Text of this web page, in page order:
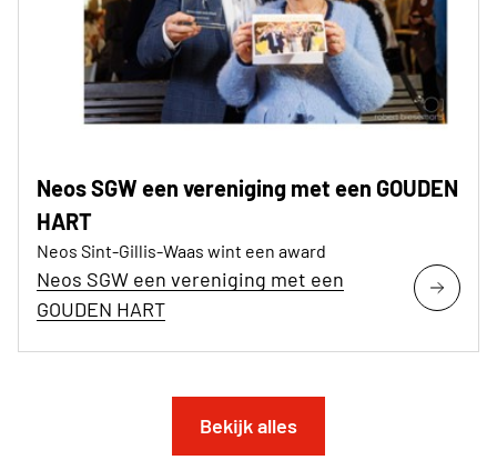
Neos SGW een vereniging met een GOUDEN
HART
Neos Sint-Gillis-Waas wint een award
Neos SGW een vereniging met een
GOUDEN HART
Bekijk alles